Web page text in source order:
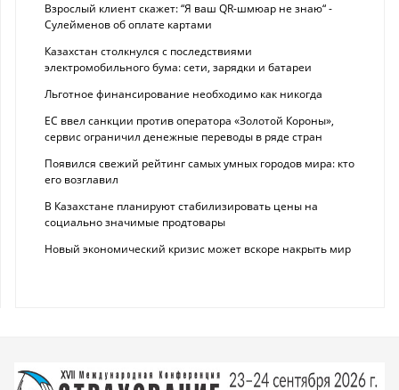
Взрослый клиент скажет: “Я ваш QR-шмюар не знаю“ -
Сулейменов об оплате картами
Казахстан столкнулся с последствиями
электромобильного бума: сети, зарядки и батареи
Льготное финансирование необходимо как никогда
ЕС ввел санкции против оператора «Золотой Короны»,
сервис ограничил денежные переводы в ряде стран
Появился свежий рейтинг самых умных городов мира: кто
его возглавил
В Казахстане планируют стабилизировать цены на
социально значимые продтовары
Новый экономический кризис может вскоре накрыть мир